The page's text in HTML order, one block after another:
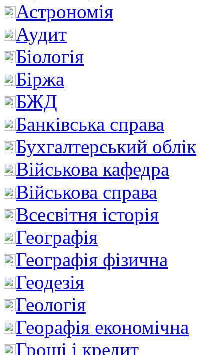
Астрономія
Аудит
Біологія
Біржа
БЖД
Банківська справа
Бухгалтерський облік
Військова кафедра
Військова справа
Всесвітня історія
Географія
Географія фізична
Геодезія
Геологія
Георафія економічна
Гроші і кредит